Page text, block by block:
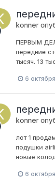
konner
ПЕРВЫМ
передние
тысяч. 13
6
konner
лот 1
подушки
новые
6